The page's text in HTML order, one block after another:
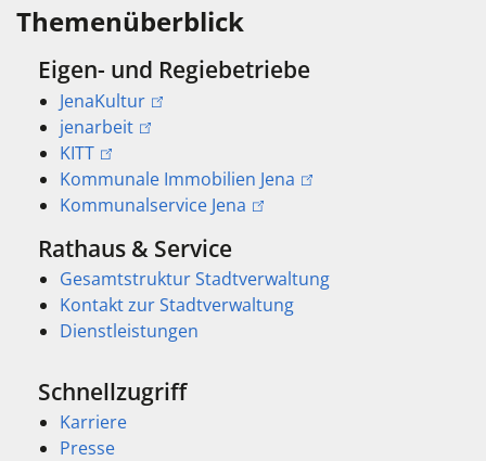
Themenüberblick
Eigen- und Regiebetriebe
JenaKultur
jenarbeit
KITT
Kommunale Immobilien Jena
Kommunalservice Jena
Rathaus & Service
Gesamtstruktur Stadtverwaltung
Kontakt zur Stadtverwaltung
Dienstleistungen
Schnellzugriff
Karriere
Presse